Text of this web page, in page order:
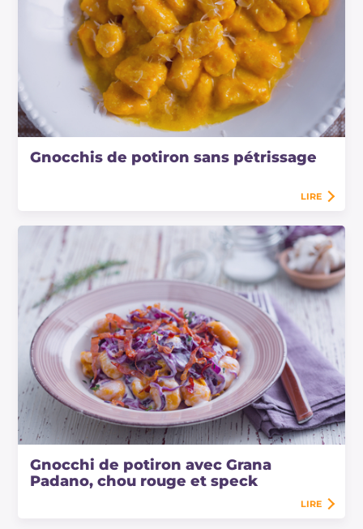
Gnocchis de potiron sans pétrissage
LIRE
Gnocchi de potiron avec Grana
Padano, chou rouge et speck
LIRE